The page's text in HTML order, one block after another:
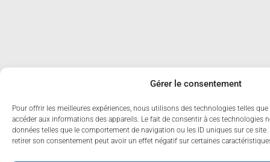
Gérer le consentement
Pour offrir les meilleures expériences, nous utilisons des technologies telles
accéder aux informations des appareils. Le fait de consentir à ces technologies
données telles que le comportement de navigation ou les ID uniques sur ce
retirer son consentement peut avoir un effet négatif sur certaines